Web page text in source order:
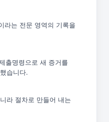
라는 전문 영역의 기록을
출명령으로 새 증거를
습니다.
라 절차로 만들어 내는